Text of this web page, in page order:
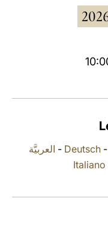
العربيَّة - Deutsch-
Italiano